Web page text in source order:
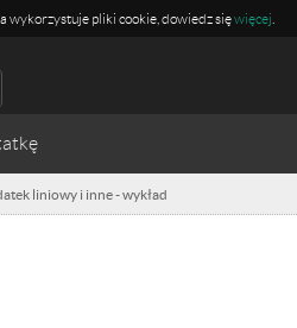
wykorzystuje pliki cookie, dowiedz sięwięcej
liniowy i inne - wykład